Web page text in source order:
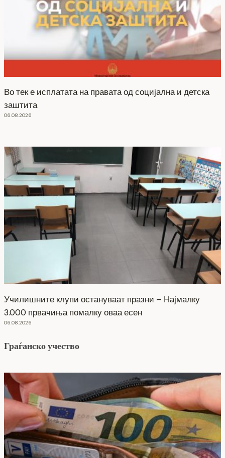
Во тек е исплатата на правата од социјална и детска
заштита
06.08.2026
Училишните клупи остануваат празни – Најмалку
3.000 првачиња помалку оваа есен
06.08.2026
Граѓанско учество